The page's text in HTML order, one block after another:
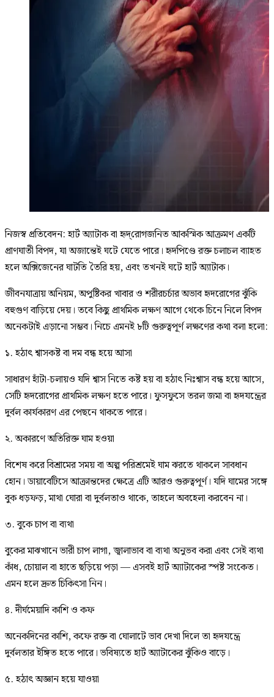
নিজস্ব প্রতিবেদন: হার্ট অ্যাটাক বা হৃদ্‌রোগজনিত আকস্মিক আক্রমণ একটি
প্রাণঘাতী বিপদ, যা অজান্তেই ঘটে যেতে পারে। হৃদপিণ্ডে রক্ত চলাচল ব্যাহত
হলে অক্সিজেনের ঘাটতি তৈরি হয়, এবং তখনই ঘটে হার্ট অ্যাটাক।
জীবনযাত্রায় অনিয়ম, অপুষ্টিকর খাবার ও শরীরচর্চার অভাব হৃদরোগের ঝুঁকি
বহুগুণ বাড়িয়ে দেয়। তবে কিছু প্রাথমিক লক্ষণ আগে থেকে চিনে নিলে বিপদ
অনেকটাই এড়ানো সম্ভব। নিচে এমনই ৮টি গুরুত্বপূর্ণ লক্ষণের কথা বলা হলো:
১. হঠাৎ শ্বাসকষ্ট বা দম বন্ধ হয়ে আসা
সাধারণ হাঁটা-চলায়ও যদি শ্বাস নিতে কষ্ট হয় বা হঠাৎ নিঃশ্বাস বন্ধ হয়ে আসে,
সেটি হৃদরোগের প্রাথমিক লক্ষণ হতে পারে। ফুসফুসে তরল জমা বা হৃদযন্ত্রের
দুর্বল কার্যকারণ এর পেছনে থাকতে পারে।
২. অকারণে অতিরিক্ত ঘাম হওয়া
বিশেষ করে বিশ্রামের সময় বা অল্প পরিশ্রমেই ঘাম ঝরতে থাকলে সাবধান
হোন। ডায়াবেটিসে আক্রান্তদের ক্ষেত্রে এটি আরও গুরুত্বপূর্ণ। যদি ঘামের সঙ্গে
বুক ধড়ফড়, মাথা ঘোরা বা দুর্বলতাও থাকে, তাহলে অবহেলা করবেন না।
৩. বুকে চাপ বা ব্যথা
বুকের মাঝখানে ভারী চাপ লাগা, জ্বালাভাব বা ব্যথা অনুভব করা এবং সেই ব্যথা
কাঁধ, চোয়াল বা হাতে ছড়িয়ে পড়া — এসবই হার্ট অ্যাটাকের স্পষ্ট সংকেত।
এমন হলে দ্রুত চিকিৎসা নিন।
৪. দীর্ঘমেয়াদি কাশি ও কফ
অনেকদিনের কাশি, কফে রক্ত বা ঘোলাটে ভাব দেখা দিলে তা হৃদযন্ত্রে
দুর্বলতার ইঙ্গিত হতে পারে। ভবিষ্যতে হার্ট অ্যাটাকের ঝুঁকিও বাড়ে।
৫. হঠাৎ অজ্ঞান হয়ে যাওয়া